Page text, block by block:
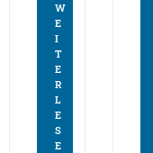
W
E
I
T
E
R
L
E
S
E